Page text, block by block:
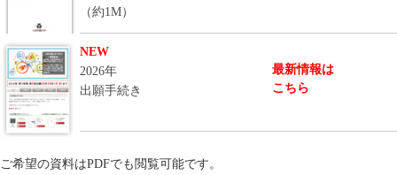
（約1M）
NEW
2026年
出願手続き
最新情報は
こちら
ご希望の資料はPDFでも閲覧可能です。